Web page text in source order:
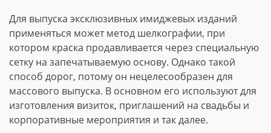
Для выпуска эксклюзивных имиджевых изданий
применяться может метод шелкографии, при
котором краска продавливается через специальную
сетку на запечатываемую основу. Однако такой
способ дорог, потому он нецелесообразен для
массового выпуска. В основном его используют для
изготовления визиток, приглашений на свадьбы и
корпоративные мероприятия и так далее.